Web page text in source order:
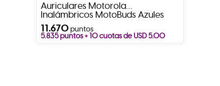
Auriculares Motorola
Inalámbricos MotoBuds Azules
11.670puntos
5.835 puntos + 10 cuotas de USD 5.00